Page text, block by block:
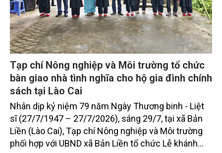
Tạp chí Nông nghiệp và Môi trường tổ chức
bàn giao nhà tình nghĩa cho hộ gia đình chính
sách tại Lào Cai
Nhân dịp kỷ niệm 79 năm Ngày Thương binh - Liệt
sĩ (27/7/1947 – 27/7/2026), sáng 29/7, tại xã Bản
Liền (Lào Cai), Tạp chí Nông nghiệp và Môi trường
phối hợp với UBND xã Bản Liền tổ chức Lễ khánh